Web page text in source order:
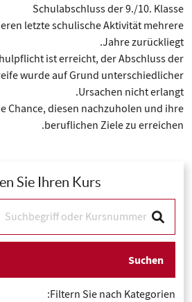
Schulabschluss der 9./10. Klasse
letzte schulische Aktivität mehrere
Jahre zurückliegt.
ist erreicht, der Abschluss der
wurde auf Grund unterschiedlicher
Ursachen nicht erlangt.
Chance, diesen nachzuholen und ihre
beruflichen Ziele zu erreichen.
Sie Ihren Kurs
Suchen
Filtern Sie nach Kategorien: